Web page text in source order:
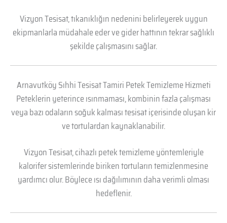
Vizyon Tesisat, tıkanıklığın nedenini belirleyerek uygun
ekipmanlarla müdahale eder ve gider hattının tekrar sağlıklı
şekilde çalışmasını sağlar.
Arnavutköy Sıhhi Tesisat Tamiri Petek Temizleme Hizmeti
Peteklerin yeterince ısınmaması, kombinin fazla çalışması
veya bazı odaların soğuk kalması tesisat içerisinde oluşan kir
ve tortulardan kaynaklanabilir.
Vizyon Tesisat, cihazlı petek temizleme yöntemleriyle
kalorifer sistemlerinde biriken tortuların temizlenmesine
yardımcı olur. Böylece ısı dağılımının daha verimli olması
hedeflenir.